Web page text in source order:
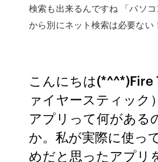
検索も出来るんですね 「パソ
から別にネット検索は必要ない
こんにちは(*^^*)Fire
ァイヤースティック
アプリって何がある
か。私が実際に使っ
めだと思ったアプリ